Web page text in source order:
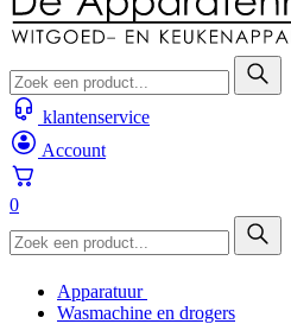
klantenservice
Account
0
Apparatuur
Wasmachine en drogers